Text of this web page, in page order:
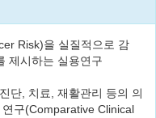
Risk)을 실질적으로 감
제시하는 실용연구
단, 치료, 재활관리 등의 의
구(Comparative Clinical